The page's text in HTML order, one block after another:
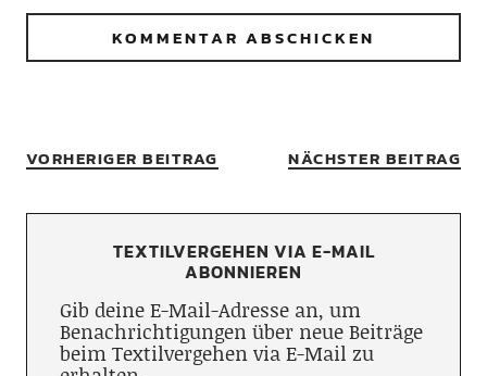
VORHERIGER BEITRAG NÄCHSTER BEITRAG
TEXTILVERGEHEN VIA E-MAIL
ABONNIEREN
Gib deine E-Mail-Adresse an, um
Benachrichtigungen über neue Beiträge
beim Textilvergehen via E-Mail zu